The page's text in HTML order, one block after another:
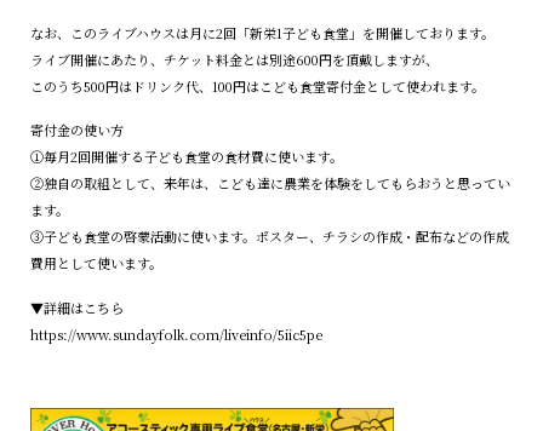
なお、このライブハウスは月に2回「新栄1子ども食堂」を開催しております。
ライブ開催にあたり、チケット料金とは別途600円を頂戴しますが、
このうち500円はドリンク代、100円はこども食堂寄付金として使われます。
寄付金の使い方
①毎月2回開催する子ども食堂の食材費に使います。
②独自の取組として、来年は、こども達に農業を体験をしてもらおうと思ってい
ます。
③子ども食堂の啓蒙活動に使います。ポスター、チラシの作成・配布などの作成
費用として使います。
▼詳細はこちら
https://www.sundayfolk.com/liveinfo/5iic5pe